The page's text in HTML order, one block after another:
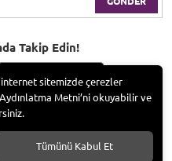
Takip Edin!
Tüm hakları saklıdır.
sitemizde çerezler
Metni’ni okuyabilir ve
Tümünü Kabul Et